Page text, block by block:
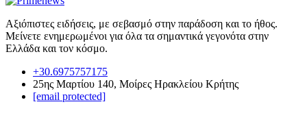
Αξιόπιστες ειδήσεις, με σεβασμό στην παράδοση και το ήθος.
Μείνετε ενημερωμένοι για όλα τα σημαντικά γεγονότα στην
Ελλάδα και τον κόσμο.
+30.6975757175
25ης Μαρτίου 140, Μοίρες Ηρακλείου Κρήτης
[email protected]